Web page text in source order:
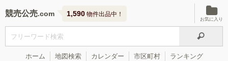
競売公売 1,590 物件出品中！
お気に入り
ホーム 地図検索 カレンダー 市区町村 ランキング